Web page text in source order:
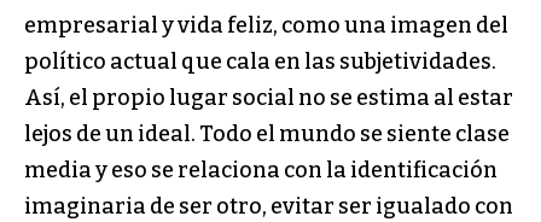
empresarial y vida feliz, como una imagen del
político actual que cala en las subjetividades.
Así, el propio lugar social no se estima al estar
lejos de un ideal. Todo el mundo se siente clase
media y eso se relaciona con la identificación
imaginaria de ser otro, evitar ser igualado con